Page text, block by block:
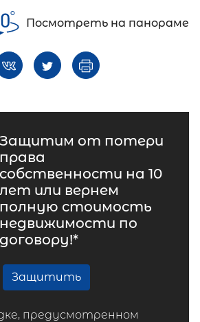
Посмотреть на панораме
Защитим от потери
права
собственности на 10
лет или вернем
полную стоимость
недвижимости по
договору!*
Защитить
предусмотренном